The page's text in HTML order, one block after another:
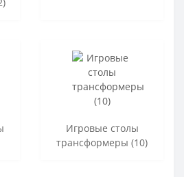
Игровые столы
трансформеры (10)